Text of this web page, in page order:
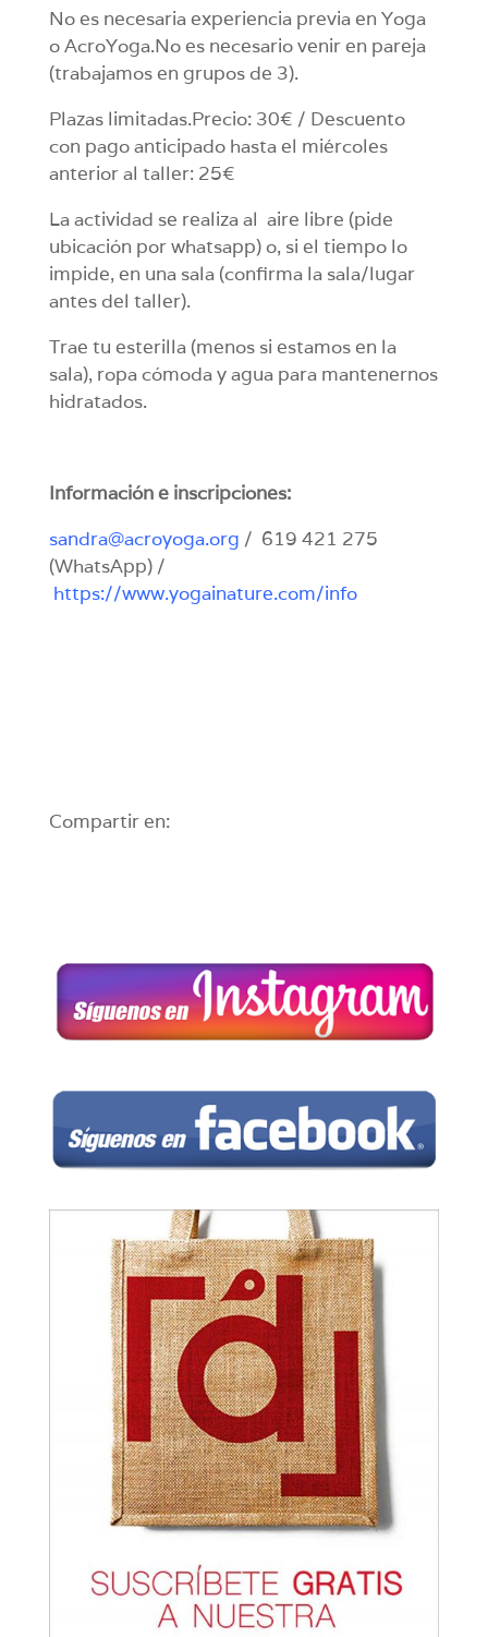
No es necesaria experiencia previa en Yoga
o AcroYoga.No es necesario venir en pareja
(trabajamos en grupos de 3).
Plazas limitadas.Precio: 30€ / Descuento
con pago anticipado hasta el miércoles
anterior al taller: 25€
La actividad se realiza al aire libre (pide
ubicación por whatsapp) o, si el tiempo lo
impide, en una sala (confirma la sala/lugar
antes del taller).
Trae tu esterilla (menos si estamos en la
sala), ropa cómoda y agua para mantenernos
hidratados.
Información e inscripciones:
sandra@acroyoga.org / 619 421 275
(WhatsApp) /
https://www.yogainature.com/info
Compartir en: